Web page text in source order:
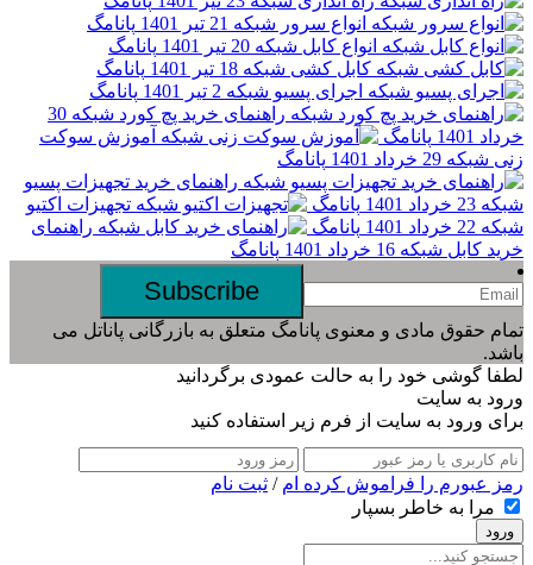
انواع سرور شبکه21 تیر 1401
پانامگ
انواع کابل شبکه20 تیر 1401
پانامگ
کابل کشی شبکه18 تیر 1401
پانامگ
اجرای پسیو شبکه2 تیر 1401
پانامگ
راهنمای خرید پچ کورد شبکه30
پانامگ
آموزش سوکت
29 خرداد 1401
پانامگ
راهنمای خرید تجهیزات پسیو
پانامگ
تجهیزات اکتیو
پانامگ
راهنمای
شبکه16 خرداد 1401 پانامگ
مادی و معنوی پانامگ متعلق به بازرگانی پاناتل می
خود را به حالت عمودی برگردانید
به سایت از فرم زیر استفاده کنید
را فراموش کرده ام / ثبت نام
خاطر بسپار